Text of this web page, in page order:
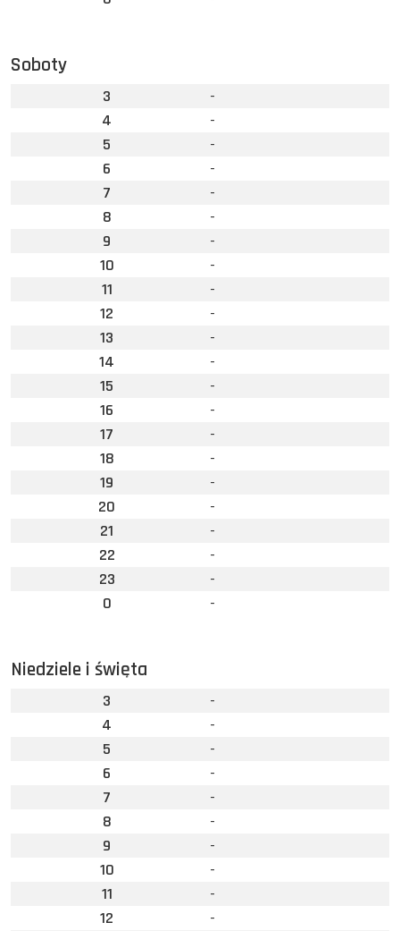
Soboty
3
-
4
-
5
-
6
-
7
-
8
-
9
-
10
-
11
-
12
-
13
-
14
-
15
-
16
-
17
-
18
-
19
-
20
-
21
-
22
-
23
-
0
-
Niedziele i święta
3
-
4
-
5
-
6
-
7
-
8
-
9
-
10
-
11
-
12
-